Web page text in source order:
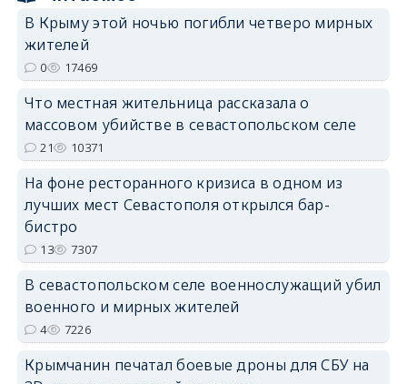
erid: 2SDnjdvhGXG
В Крыму этой ночью погибли четверо мирных
жителей
0 17469
Что местная жительница рассказала о
массовом убийстве в севастопольском селе
21 10371
На фоне ресторанного кризиса в одном из
лучших мест Севастополя открылся бар-
бистро
13 7307
В севастопольском селе военнослужащий убил
военного и мирных жителей
4 7226
Крымчанин печатал боевые дроны для СБУ на